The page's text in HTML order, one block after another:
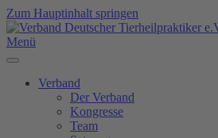
Zum Hauptinhalt springen
Menü
Verband
Der Verband
Kongresse
Team